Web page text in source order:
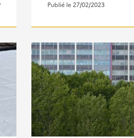
Publié le 27/02/2023